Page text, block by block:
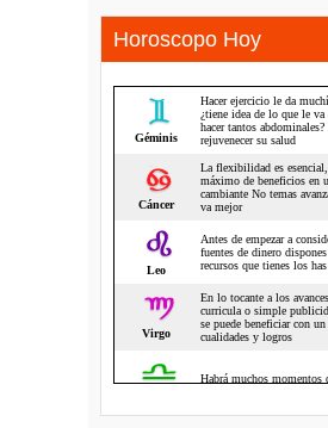
Horoscopo Hoy